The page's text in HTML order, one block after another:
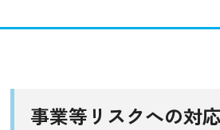
事業等リスクへの対応